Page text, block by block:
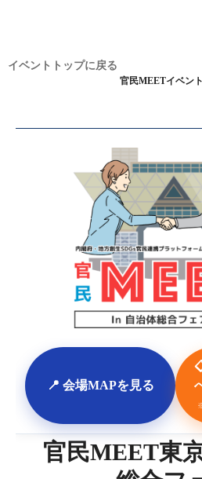
イベントトップに戻る
官民MEETイベン
📍 会場MAPを見る
官民MEET東